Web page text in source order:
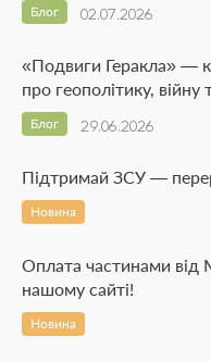
02.07.2026
Блог
«Подвиги Геракла» —
про геополітику,
29.06.2026
Блог
Підтримай ЗСУ —
Новина
Оплата частинами від
нашому сайті!
Новина